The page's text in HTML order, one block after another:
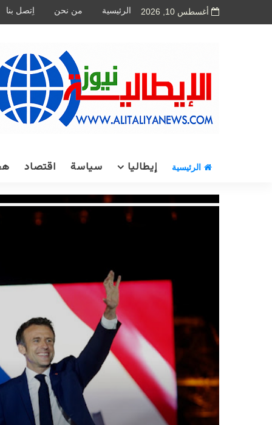
أغسطس 10, 2026 الرئيسية من نحن اِتصل بنا
الرئيسية إيطاليا سياسة اقتصاد